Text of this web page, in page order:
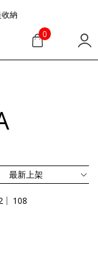
納
收藏
品牌包款
短暫流行
收藏
品牌包款
0
108